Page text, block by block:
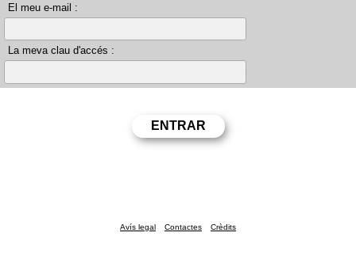
El meu e-mail :
La meva clau d'accés :
Avís legal Contactes Crèdits